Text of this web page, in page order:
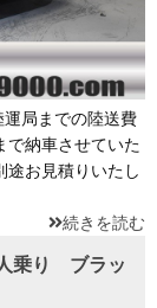
局までの陸送費
で納車させていた
途お見積りいたし
続きを読む
り ブラッ